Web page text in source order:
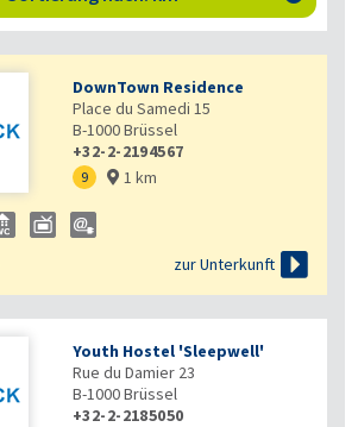
DownTown Residence
Place du Samedi 15
B-1000Brüssel
+32-2-2194567
9  1 km
zur Unterkunft 
Youth Hostel 'Sleepwell'
Rue du Damier 23
B-1000Brüssel
+32-2-2185050